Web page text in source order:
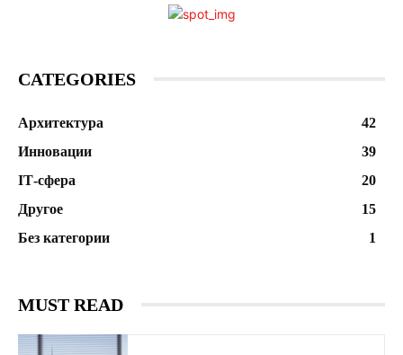
CATEGORIES
Архитектура
42
Инновации
39
ІТ-сфера
20
Другое
15
Без категории
1
MUST READ